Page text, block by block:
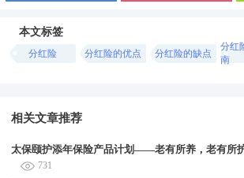
本文标签
分红险 分红险的优点 分红险的缺点
分红
南
相关文章推荐
太保颐护添年保险产品计划——老有所养，老有所
731